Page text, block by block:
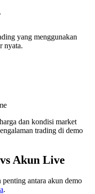
yang menggunakan
nyata.
dan kondisi market
trading di demo
Akun Live
antara akun demo
.